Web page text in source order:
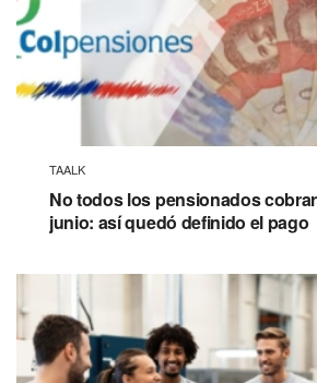
TAALK
No todos los pensionados
junio: así quedó definido el pago